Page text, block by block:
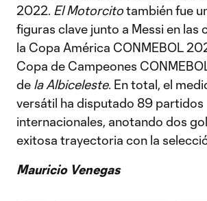
2022. El Motorcitotambién fue
figuras clave junto a Messi en las
la Copa América CONMEBOL
Copa de Campeones
de la Albiceleste. En total, el
versátil ha disputado 89 partidos
internacionales, anotando dos
exitosa trayectoria con la
Mauricio Venegas